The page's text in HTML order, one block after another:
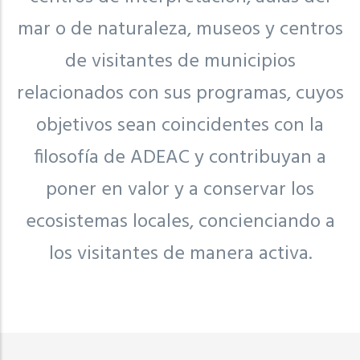
mar o de naturaleza, museos y centros
de visitantes de municipios
relacionados con sus programas, cuyos
objetivos sean coincidentes con la
filosofía de ADEAC y contribuyan a
poner en valor y a conservar los
ecosistemas locales, concienciando a
los visitantes de manera activa.